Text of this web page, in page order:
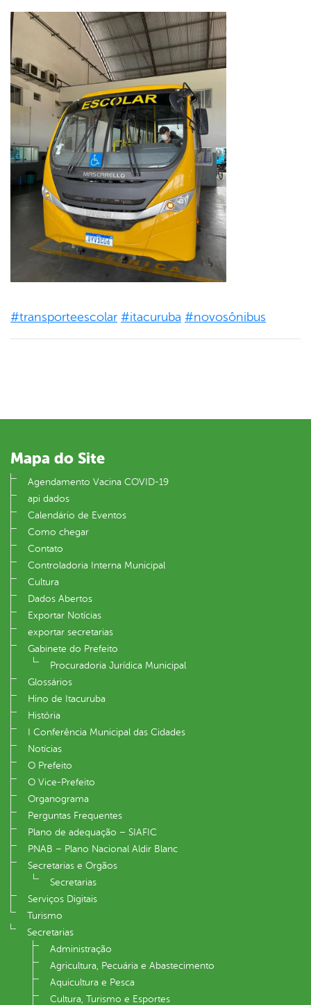
#transporteescolar #itacuruba #novosônibus
Mapa do Site
Agendamento Vacina COVID-19
api dados
Calendário de Eventos
Como chegar
Contato
Controladoria Interna Municipal
Cultura
Dados Abertos
Exportar Notícias
exportar secretarias
Gabinete do Prefeito
Procuradoria Jurídica Municipal
Glossários
Hino de Itacuruba
História
I Conferência Municipal das Cidades
Notícias
O Prefeito
O Vice-Prefeito
Organograma
Perguntas Frequentes
Plano de adequação – SIAFIC
PNAB – Plano Nacional Aldir Blanc
Secretarias e Orgãos
Secretarias
Serviços Digitais
Turismo
Secretarias
Administração
Agricultura, Pecuária e Abastecimento
Aquicultura e Pesca
Cultura, Turismo e Esportes